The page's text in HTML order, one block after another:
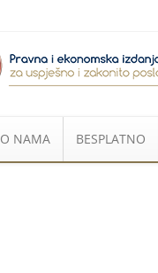
O NAMA BESPLATNO